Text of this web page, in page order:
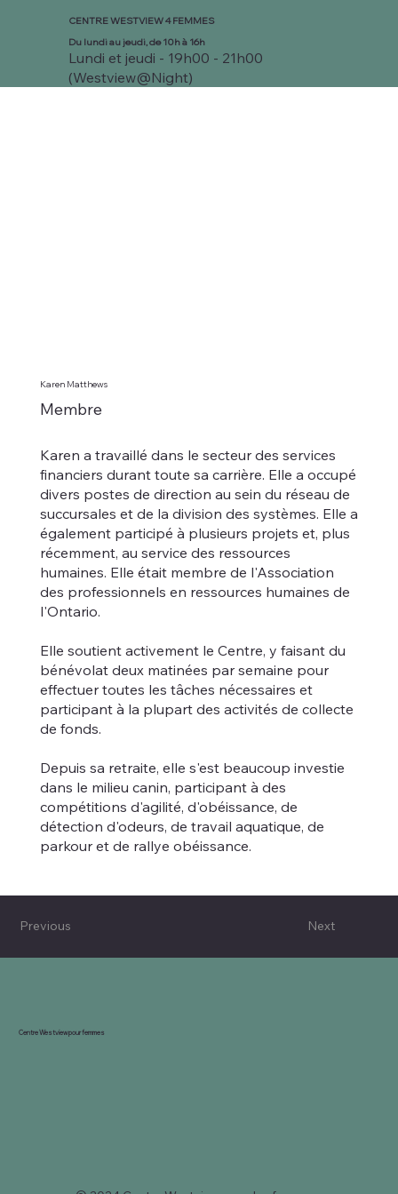
CENTRE WESTVIEW 4 FEMMES
Du lundi au jeudi, de 10h à 16h
Lundi et jeudi - 19h00 - 21h00
(Westview@Night)
Karen Matthews
Membre
Karen a travaillé dans le secteur des services
financiers durant toute sa carrière. Elle a occupé
divers postes de direction au sein du réseau de
succursales et de la division des systèmes. Elle a
également participé à plusieurs projets et, plus
récemment, au service des ressources
humaines. Elle était membre de l'Association
des professionnels en ressources humaines de
l'Ontario.
Elle soutient activement le Centre, y faisant du
bénévolat deux matinées par semaine pour
effectuer toutes les tâches nécessaires et
participant à la plupart des activités de collecte
de fonds.
Depuis sa retraite, elle s'est beaucoup investie
dans le milieu canin, participant à des
compétitions d'agilité, d'obéissance, de
détection d'odeurs, de travail aquatique, de
parkour et de rallye obéissance.
Next
Previous
Centre Westview pour femmes